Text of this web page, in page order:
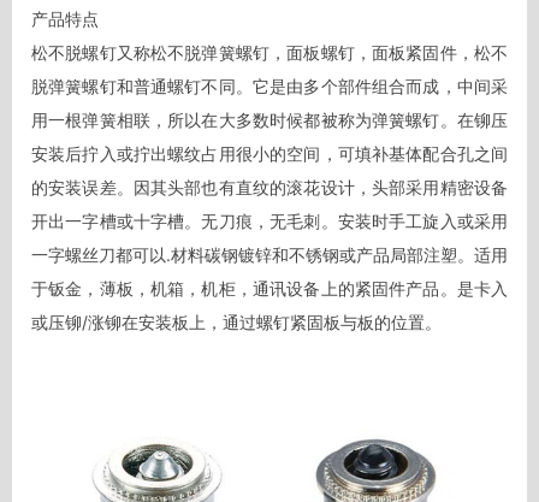
产品特点
松不脱螺钉又称松不脱弹簧螺钉，面板螺钉，面板紧固件，松不
脱弹簧螺钉和普通螺钉不同。它是由多个部件组合而成，中间采
用一根弹簧相联，所以在大多数时候都被称为弹簧螺钉。在铆压
安装后拧入或拧出螺纹占用很小的空间，可填补基体配合孔之间
的安装误差。因其头部也有直纹的滚花设计，头部采用精密设备
开出一字槽或十字槽。无刀痕，无毛刺。安装时手工旋入或采用
一字螺丝刀都可以.材料碳钢镀锌和不锈钢或产品局部注塑。适用
于钣金，薄板，机箱，机柜，通讯设备上的紧固件产品。是卡入